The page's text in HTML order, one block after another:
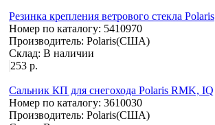
Резинка крепления ветрового стекла Polaris
Номер по каталогу: 5410970
Производитель: Polaris(США)
Склад: В наличии
253 р.
Сальник КП для снегохода Polaris RMK, IQ
Номер по каталогу: 3610030
Производитель: Polaris(США)